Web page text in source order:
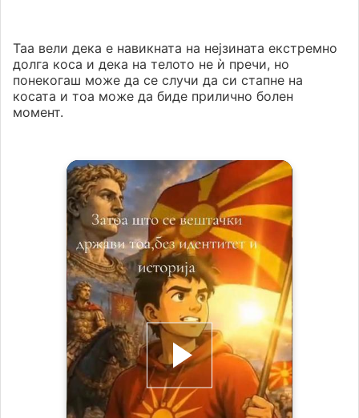
Таа вели дека е навикната на нејзината екстремно
долга коса и дека на телото не ѝ пречи, но
понекогаш може да се случи да си стапне на
косата и тоа може да биде прилично болен
момент.